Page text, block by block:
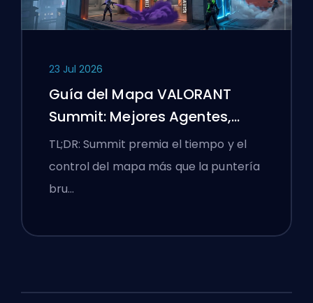
23 Jul 2026
Guía del Mapa VALORANT
Summit: Mejores Agentes,
Llamadas y Humos
TL;DR: Summit premia el tiempo y el
control del mapa más que la puntería
bru…